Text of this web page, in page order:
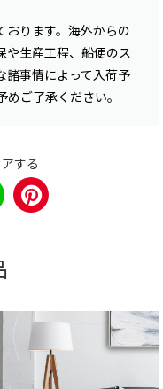
おります。海外からの
や生産工程、船便のス
諸事情によって入荷予
ご了承ください。
する